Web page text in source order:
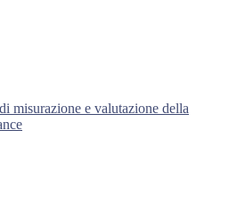
misurazione e valutazione della